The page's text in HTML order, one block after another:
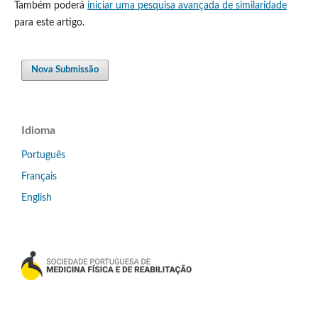
Também poderá iniciar uma pesquisa avançada de similaridade
para este artigo.
Nova Submissão
Idioma
Português
Français
English